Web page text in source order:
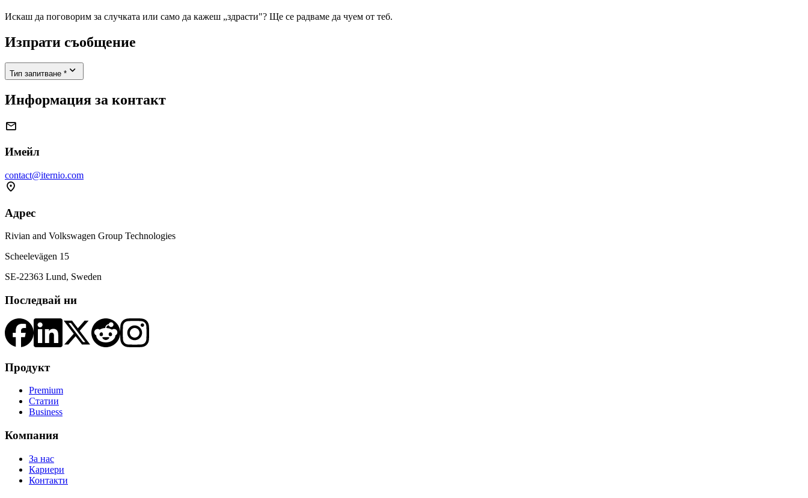
Искаш да поговорим за случката или само да кажеш „здрасти"? Ще се радваме да чуем от теб.
Изпрати съобщение
Тип запитване * 
Информация за контакт

Имейл
contact@iternio.com

Адрес
Rivian and Volkswagen Group Technologies
Scheelevägen 15
SE-22363 Lund, Sweden
Последвай ни
Продукт
Premium
Статии
Business
Компания
За нас
Кариери
Контакти